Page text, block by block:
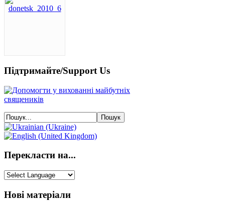
Підтримайте/Support Us
Перекласти на...
Нові матеріали